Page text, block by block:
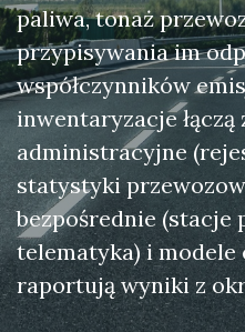
paliwa, tonaż
przypisywania im
współczynników
inwentaryzacje łączą
administracyjne
statystyki
bezpośrednie (stacje
telematyka) i modele
raportują wyniki z